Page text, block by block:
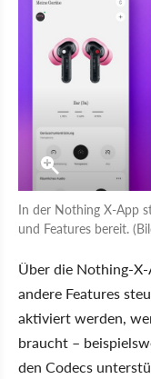
In der Nothing X-App
und Features bereit.
Über die Nothing-
andere Features
aktiviert werden,
braucht –
den Codecs